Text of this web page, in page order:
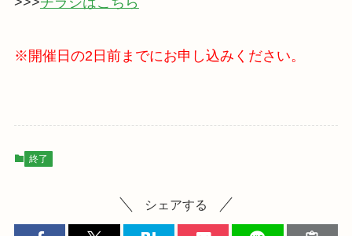
※開催日の2日前までにお申し込みください。
終了
シェアする